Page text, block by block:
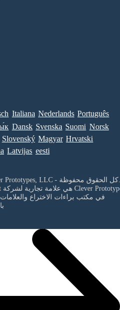
Italiana Nederlands Português
Dansk Svenska Suomi Norsk
Slovenský Magyar Hrvatski
Latvijas eesti
© 2026 - Clever Prototypes, LLC - كل الحقوق محفوظة.
StoryboardThat هي علامة تجارية لشركة Clever